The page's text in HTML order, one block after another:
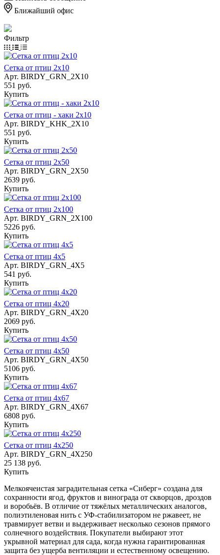
Ближайший офис
Фильтр
Сетка от птиц 2х10
Арт. BIRDY_GRN_2X10
551 руб.
Купить
Сетка от птиц - хаки 2х10
Арт. BIRDY_KHK_2X10
551 руб.
Купить
Сетка от птиц 2х50
Арт. BIRDY_GRN_2X50
2639 руб.
Купить
Сетка от птиц 2х100
Арт. BIRDY_GRN_2X100
5226 руб.
Купить
Сетка от птиц 4х5
Арт. BIRDY_GRN_4X5
541 руб.
Купить
Сетка от птиц 4х20
Арт. BIRDY_GRN_4X20
2069 руб.
Купить
Сетка от птиц 4х50
Арт. BIRDY_GRN_4X50
5106 руб.
Купить
Сетка от птиц 4х67
Арт. BIRDY_GRN_4X67
6808 руб.
Купить
Сетка от птиц 4х250
Арт. BIRDY_GRN_4X250
25 138 руб.
Купить
Мелкоячеистая заградительная сетка «Сиберг» создана для
сохранности ягод, фруктов и винограда от скворцов, дроздов
и воробьёв. В отличие от тяжёлых металлических аналогов,
полиэтиленовая нить с УФ-стабилизатором не ржавеет, не
травмирует ветви и выдерживает несколько сезонов прямого
солнечного воздействия. Покупатели выбирают этот
укрывной материал для сада, когда нужна гарантированная
защита без ущерба вентиляции и естественному освещению.